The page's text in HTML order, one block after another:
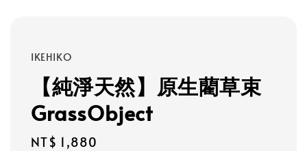
IKEHIKO
【純淨天然】原生藺草束
GrassObject
Regular
NT$ 1,880